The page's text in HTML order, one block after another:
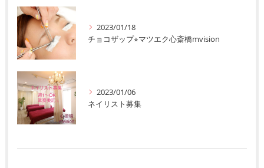
2023/01/18
チョコザップ⭐︎マツエク心斎橋mvision
2023/01/06
ネイリスト募集